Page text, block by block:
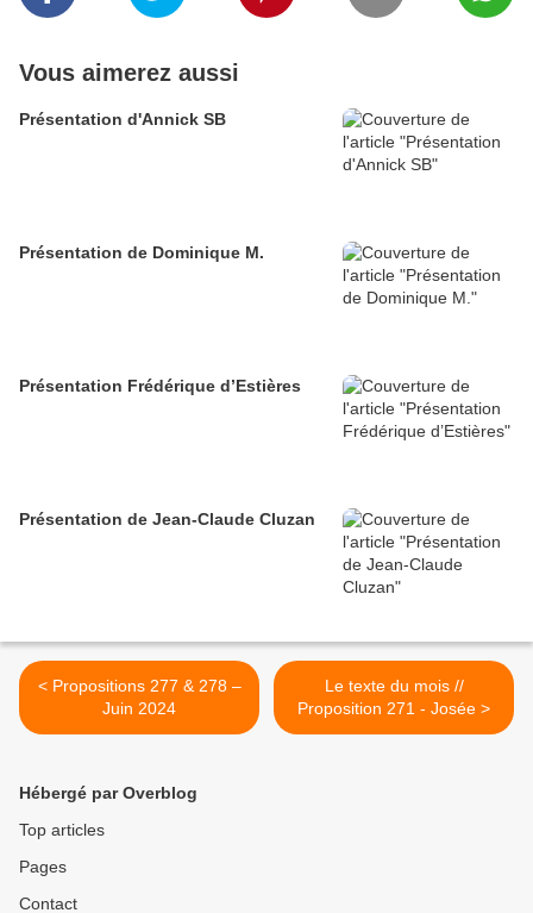
Vous aimerez aussi
Présentation d'Annick SB
Présentation de Dominique M.
Présentation Frédérique d’Estières
Présentation de Jean-Claude Cluzan
< Propositions 277 & 278 –
Juin 2024
Le texte du mois //
Proposition 271 - Josée >
Hébergé par Overblog
Top articles
Pages
Contact